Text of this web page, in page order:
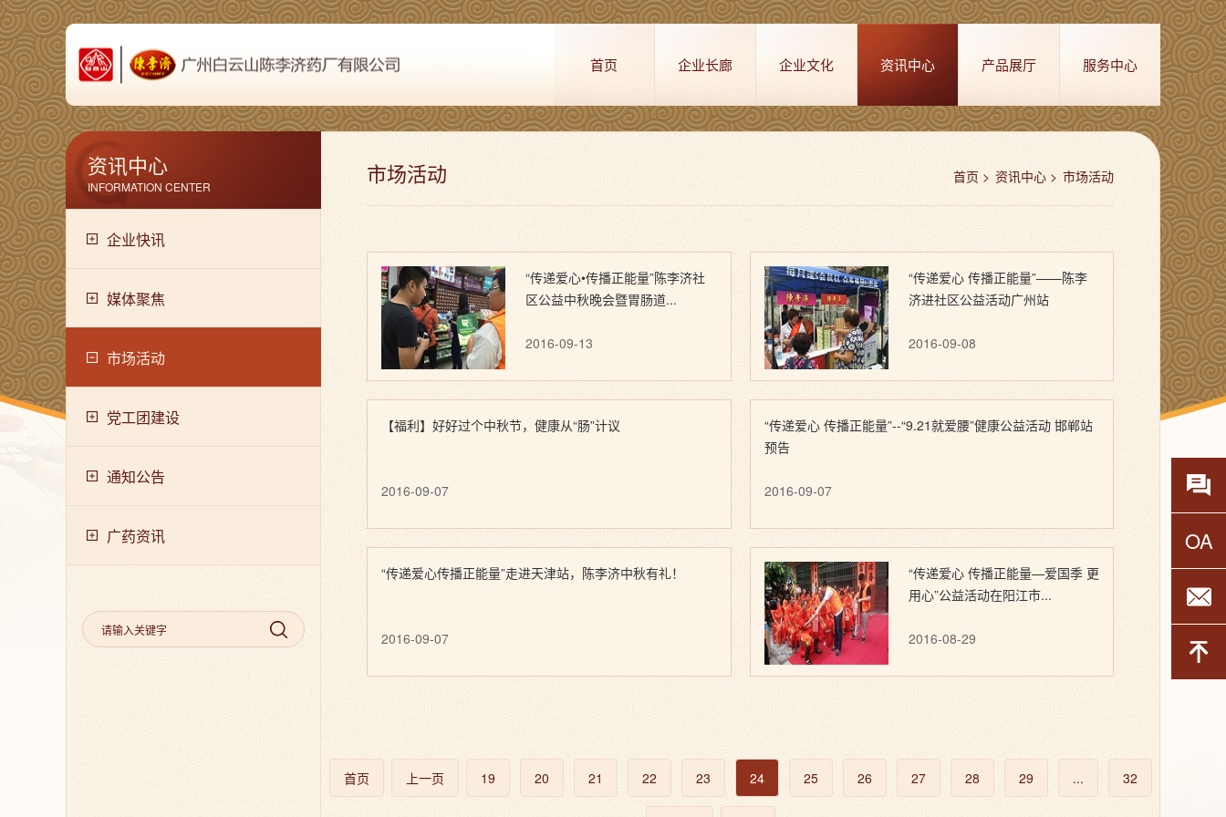
首页 企业长廊 企业文化 资讯中心 产品展厅 服务中心
资讯中心
INFORMATION CENTER
企业快讯
媒体聚焦
市场活动
党工团建设
通知公告
广药资讯
市场活动 首页 资讯中心 市场活动
“传递爱心•传播正能量”陈李济社
区公益中秋晚会暨胃肠道...
2016-09-13
“传递爱心 传播正能量”——陈李
济进社区公益活动广州站
2016-09-08
【福利】好好过个中秋节，健康从“肠”计议
2016-09-07
“传递爱心 传播正能量”--“9.21就爱腰”健康公益活动 邯郸站
预告
2016-09-07
“传递爱心传播正能量”走进天津站，陈李济中秋有礼！
2016-09-07
“传递爱心 传播正能量—爱国季 更
用心”公益活动在阳江市...
2016-08-29
首页 上一页 19 20 21 22 23 24 25 26 27 28 29 ... 32
药物
OA
企